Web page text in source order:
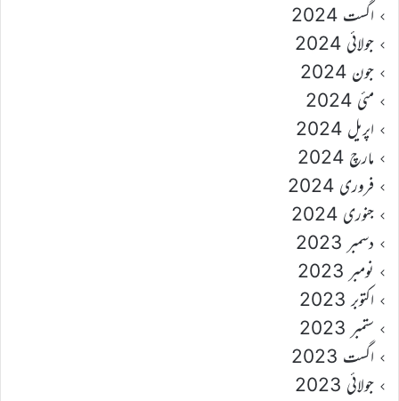
اگست 2024
جولائی 2024
جون 2024
مئی 2024
اپریل 2024
مارچ 2024
فروری 2024
جنوری 2024
دسمبر 2023
نومبر 2023
اکتوبر 2023
ستمبر 2023
اگست 2023
جولائی 2023